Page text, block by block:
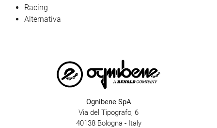
Racing
Alternativa
Ognibene SpA
Via del Tipografo, 6
40138 Bologna - Italy